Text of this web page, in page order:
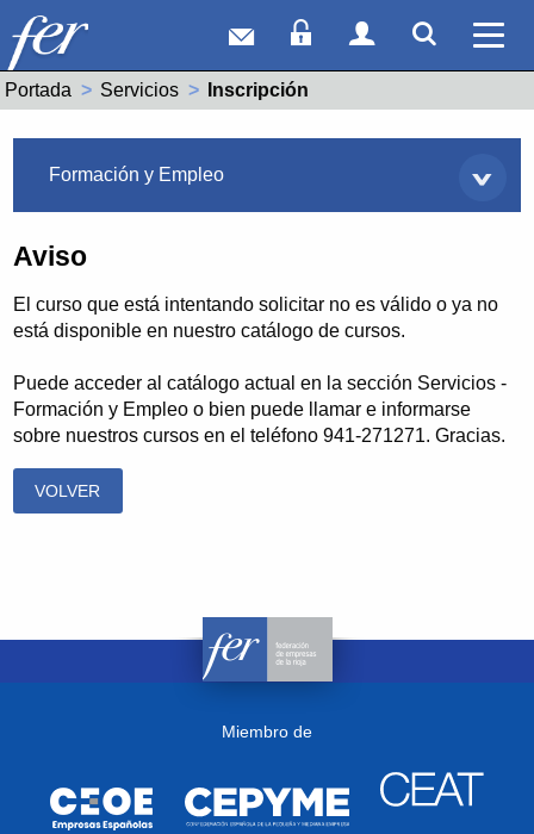
Correo webAcceso Socios
Acceso
Portada Servicios Actual:
Inscripción
Formación y Empleo
Aviso
El curso que está intentando solicitar no es válido o ya no
está disponible en nuestro catálogo de cursos.
Puede acceder al catálogo actual en la sección Servicios -
Formación y Empleo o bien puede llamar e informarse
sobre nuestros cursos en el teléfono 941-271271. Gracias.
VOLVER
Miembro de